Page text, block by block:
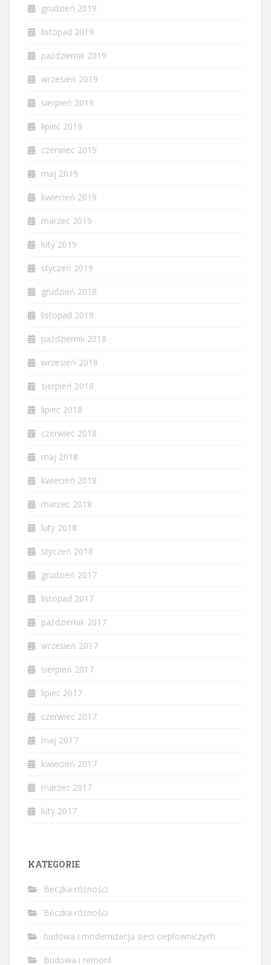
grudzień 2019
listopad 2019
październik 2019
wrzesień 2019
sierpień 2019
lipiec 2019
czerwiec 2019
maj 2019
kwiecień 2019
marzec 2019
luty 2019
styczeń 2019
grudzień 2018
listopad 2018
październik 2018
wrzesień 2018
sierpień 2018
lipiec 2018
czerwiec 2018
maj 2018
kwiecień 2018
marzec 2018
luty 2018
styczeń 2018
grudzień 2017
listopad 2017
październik 2017
wrzesień 2017
sierpień 2017
lipiec 2017
czerwiec 2017
maj 2017
kwiecień 2017
marzec 2017
luty 2017
KATEGORIE
Beczka różności
Beczka różności
budowa i modernizacja sieci ciepłowniczych
Budowa i remont